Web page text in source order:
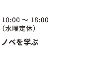
ノベを学ぶ